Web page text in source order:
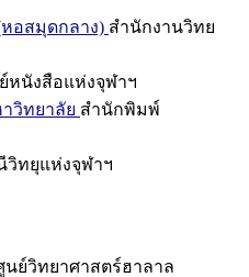
อสมุดกลาง) สำนักงานวิทย
หนังสือแห่งจุฬาฯ
วิทยาลัย สำนักพิมพ์
วิทยุแห่งจุฬาฯ
นย์วิทยาศาสตร์ฮาลาล